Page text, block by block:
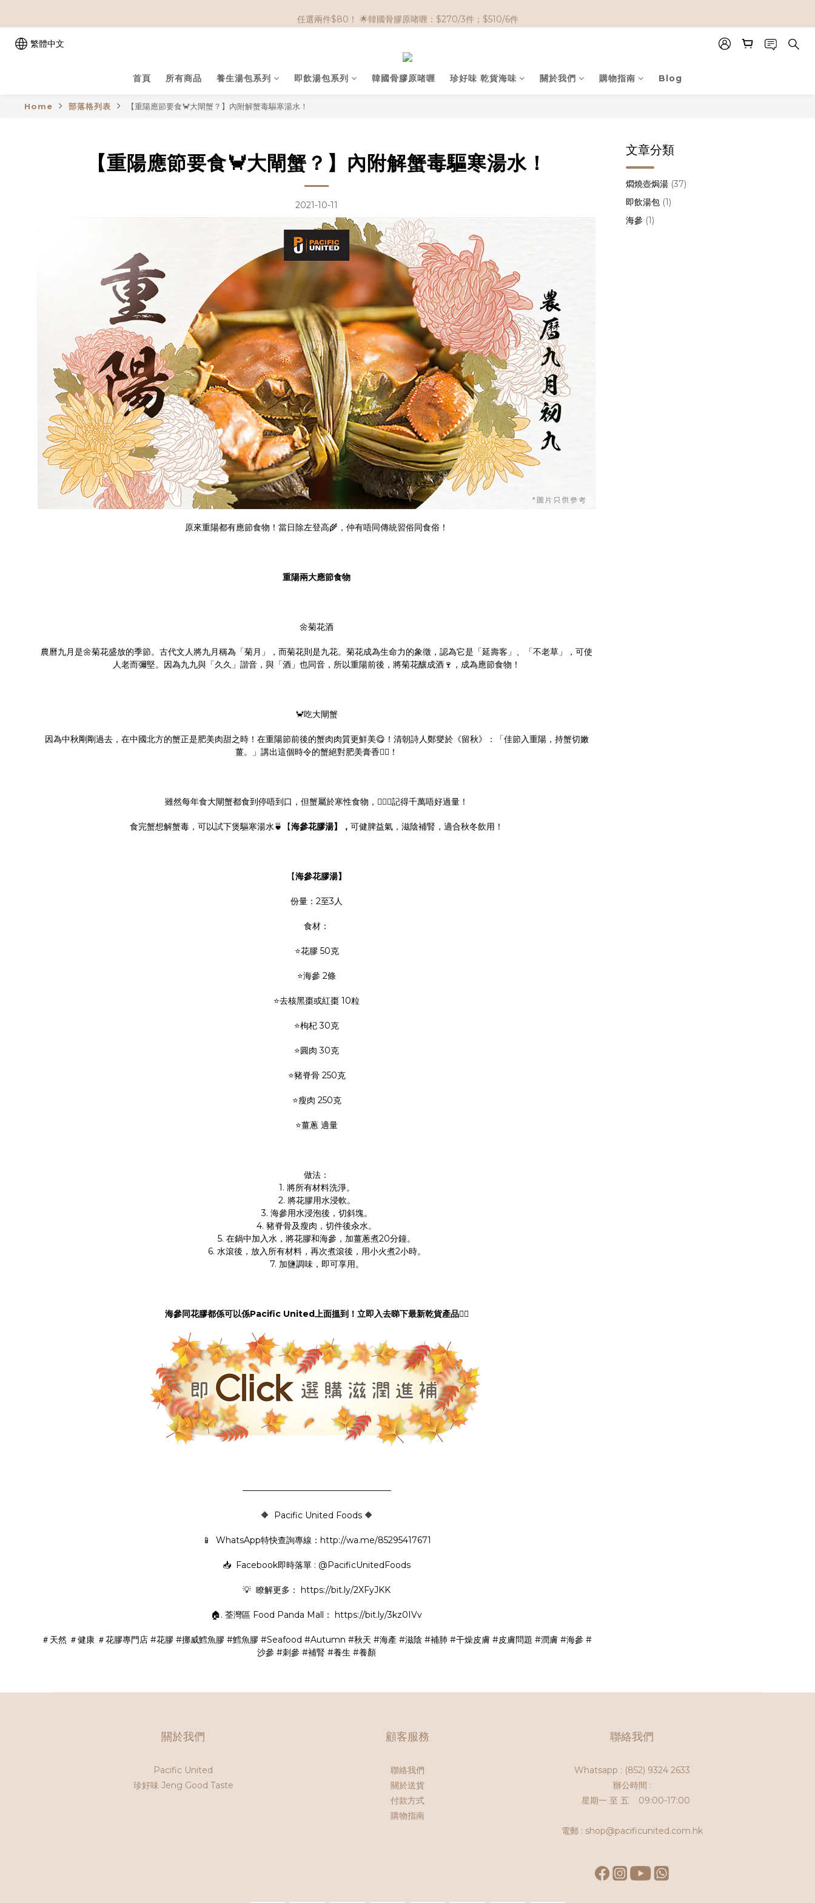
🌟購物滿 HK$650享95折； HK$950享9折；HK$1500享85折
任選兩件$80！ 🌟韓國骨膠原啫喱：$270/3件；$510/6件
繁體中文
首頁 所有商品 養生湯包系列 即飲湯包系列 韓國骨膠原啫喱 珍好味 乾貨海味 關於我們 購物指南 Blog
Home 部落格列表 【重陽應節要食🦀大閘蟹？】內附解蟹毒驅寒湯水！
【重陽應節要食🦀大閘蟹？】內附解蟹毒驅寒湯水！
2021-10-11
原來重陽都有應節食物！當日除左登高🌾，仲有唔同傳統習俗同食俗！
重陽兩大應節食物
🌼菊花酒
農曆九月是🌼菊花盛放的季節。古代文人將九月稱為「菊月」，而菊花則是九花。菊花成為生命力的象徵，認為它是「延壽客」、「不老草」，可使
人老而彌堅。因為九九與「久久」諧音，與「酒」也同音，所以重陽前後，將菊花釀成酒🍷，成為應節食物！
🦀吃大閘蟹
因為中秋剛剛過去，在中國北方的蟹正是肥美肉甜之時！在重陽節前後的蟹肉肉質更鮮美😋！清朝詩人鄭燮於《留秋》：「佳節入重陽，持蟹切嫩
薑。」講出這個時令的蟹絕對肥美膏香👍🏻！
雖然每年食大閘蟹都食到停唔到口，但蟹屬於寒性食物，🙅🏻‍♀️記得千萬唔好過量！
食完蟹想解蟹毒，可以試下煲驅寒湯水🍵【海參花膠湯】， 可健脾益氣，滋陰補腎，適合秋冬飲用！
【海參花膠湯】
份量：2至3人
食材：
⭐花膠 50克
⭐海參 2條
⭐去核黑棗或紅棗 10粒
⭐枸杞 30克
⭐圓肉 30克
⭐豬脊骨 250克
⭐瘦肉 250克
⭐薑蔥 適量
做法：
1. 將所有材料洗淨。
2. 將花膠用水浸軟。
3. 海參用水浸泡後，切斜塊。
4. 豬脊骨及瘦肉，切件後汆水。
5. 在鍋中加入水，將花膠和海參，加薑蔥煮20分鐘。
6. 水滾後，放入所有材料，再次煮滾後，用小火煮2小時。
7. 加鹽調味，即可享用。
海參同花膠都係可以係Pacific United上面搵到！立即入去睇下最新乾貨產品👇🏻
—————————————————–
🔶 Pacific United Foods 🔶
📱 WhatsApp特快查詢專線： http://wa.me/85295417671
📥 Facebook即時落單 : @PacificUnitedFoods
💡 瞭解更多： https://bit.ly/2XFyJKK
🏠. 荃灣區 Food Panda Mall： https://bit.ly/3kz0IVv
＃天然 ＃健康 ＃花膠專門店 #花膠 #挪威鱈魚膠 #鱈魚膠 #Seafood #Autumn #秋天 #海產 #滋陰 #補肺 #干燥皮膚 #皮膚問題 #潤膚 #海參 #
沙參 #刺參 #補腎 #養生 #養顏
文章分類
燜燒壺焗湯 (37)
即飲湯包 (1)
海參 (1)
關於我們
Pacific United
珍好味 Jeng Good Taste
顧客服務
聯絡我們
關於送貨
付款方式
購物指南
聯絡我們
Whatsapp : (852) 9324 2633
辦公時間 :
星期一 至 五 09:00-17:00
電郵 : shop@pacificunited.com.hk